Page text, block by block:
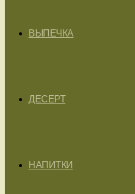
ВЫПЕЧКА
ДЕСЕРТ
НАПИТКИ